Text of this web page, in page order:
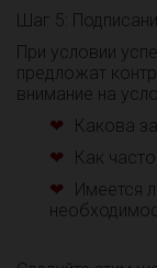
Шаг 5:
При условии
предложат
внимание на
Какова
Как
Имеется